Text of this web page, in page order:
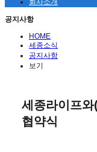
회사소개
공지사항
HOME
세종소식
공지사항
보기
세종라이프
협약식